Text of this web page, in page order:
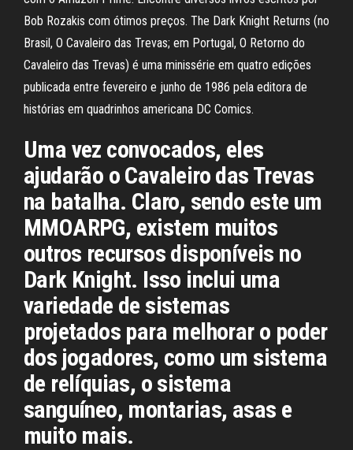
Bob Rozakis com ótimos preços. The Dark Knight Returns (no
Brasil, O Cavaleiro das Trevas; em Portugal, O Retorno do
Cavaleiro das Trevas) é uma minissérie em quatro edições
publicada entre fevereiro e junho de 1986 pela editora de
histórias em quadrinhos americana DC Comics.
Uma vez convocados, eles
ajudarão o Cavaleiro das Trevas
na batalha. Claro, sendo este um
MMOARPG, existem muitos
outros recursos disponíveis no
Dark Knight. Isso inclui uma
variedade de sistemas
projetados para melhorar o poder
dos jogadores, como um sistema
de relíquias, o sistema
sanguíneo, montarias, asas e
muito mais.